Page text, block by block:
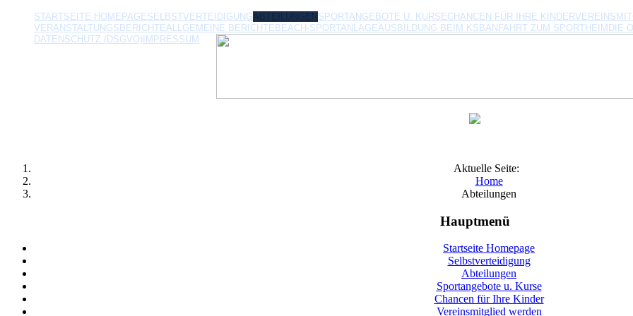
STARTSEITE HOMEPAGESELBSTVERTEIDIGUNG SPORTANGEBOTE U. KURSECHANCEN FÜR IHRE KINDER
VERANSTALTUNGSBERICHTEALLGEMEINE BERICHTE BEACH-SPORTANLAGEAUSBILDUNG BEIM KSBANFAHRT ZUM SPORTHEIM DIE
DATENSCHUTZ (DSGVO) IMPRESSUM
Aktuelle Seite:
Home
Abteilungen
Hauptmenü
Startseite Homepage
Selbstverteidigung
Abteilungen
Sportangebote u. Kurse
Chancen für Ihre Kinder
Vereinsmitglied werden